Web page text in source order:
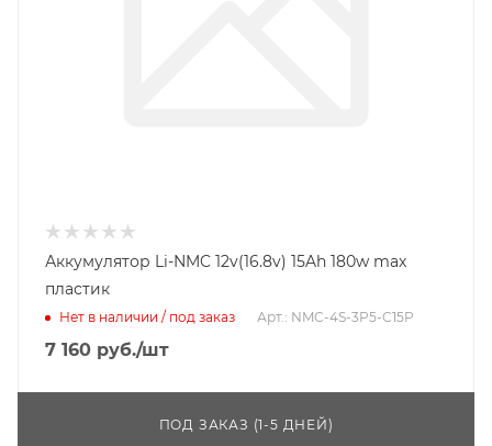
Аккумулятор Li-NMC 12v(16.8v) 15Ah 180w max
пластик
Нет в наличии / под заказ Арт.: NMC-4S-3P5-C15P
7 160 руб./шт
ПОД ЗАКАЗ (1-5 ДНЕЙ)